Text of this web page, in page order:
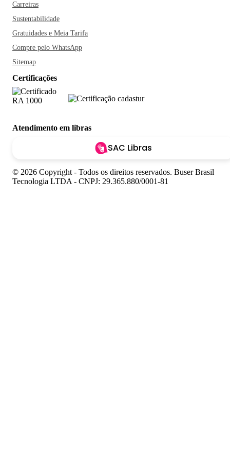
Carreiras
Sustentabilidade
Gratuidades e Meia Tarifa
Compre pelo WhatsApp
Sitemap
Certificações
Atendimento em libras
SAC Libras
© 2026 Copyright - Todos os direitos reservados. Buser Brasil
Tecnologia LTDA - CNPJ: 29.365.880/0001-81